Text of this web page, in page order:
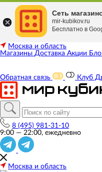
Москва и область
Магазины Доставка Акции
Обратная связь Клуб
8 (495) 981-31-10
9:00 — 22:00, ежедневно
Москва и область
Сеть
mir-kubikov.ru
Бесплатно в